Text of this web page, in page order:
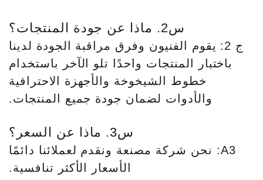
س2. ماذا عن جودة المنتجات؟
ج 2: يقوم الفنيون وفرق مراقبة الجودة لدينا
باختبار المنتجات واحدًا تلو الآخر باستخدام
خطوط الشيخوخة والأجهزة الاحترافية
والأدوات لضمان جودة جميع المنتجات.
س3. ماذا عن السعر؟
A3: نحن شركة مصنعة ونقدم لعملائنا دائمًا
الأسعار الأكثر تنافسية.